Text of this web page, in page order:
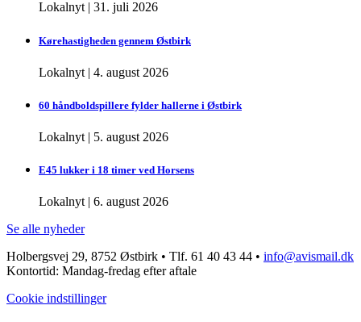
Lokalnyt| 31. juli 2026
Kørehastigheden gennem Østbirk
Lokalnyt | 4. august 2026
60 håndboldspillere fylder hallerne i Østbirk
Lokalnyt | 5. august 2026
E45 lukker i 18 timer ved Horsens
Lokalnyt| 6. august 2026
Se alle nyheder
Holbergsvej 29, 8752 Østbirk • Tlf. 61 40 43 44 • info@avismail.dk
Kontortid: Mandag-fredag efter aftale
Cookie indstillinger